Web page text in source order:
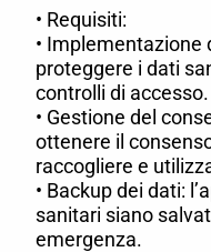
• Requisiti:
• Implementazione
proteggere i dati
controlli di accesso.
• Gestione del
ottenere il
raccogliere e
• Backup dei dati:
sanitari siano
emergenza.